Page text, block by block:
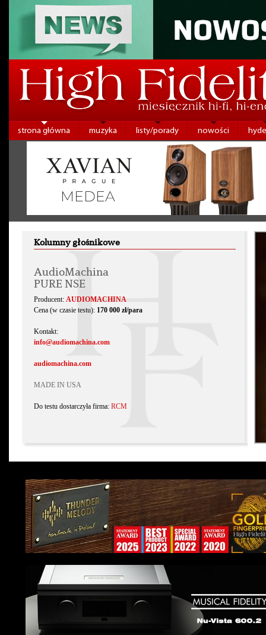
strona główna muzyka listy/porady nowości
Kolumny głośnikowe
AudioMachina
PURE NSE
Producent: AUDIOMACHINA
Cena (w czasie testu): 170 000 zł/para
Kontakt:
info@audiomachina.com
audiomachina.com
MADE IN USA
Do testu dostarczyła firma: RCM